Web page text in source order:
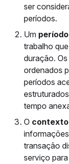
ser
períodos.
Um período
trabalho
duração.
ordenados
períodos
tempo
O contexto
transação
serviço